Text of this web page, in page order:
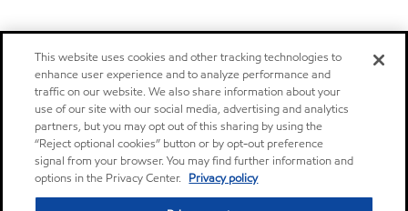
This website uses cookies and other tracking technologies to
enhance user experience and to analyze performance and
traffic on our website. We also share information about your
use of our site with our social media, advertising and analytics
partners, but you may opt out of this sharing by using the
“Reject optional cookies” button or by opt-out preference
signal from your browser. You may find further information and
options in the Privacy Center. Privacy policy